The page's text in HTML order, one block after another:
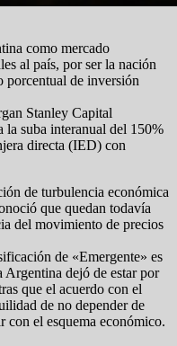
como mercado
al país, por ser la nación
porcentual de inversión
Stanley Capital
la suba interanual del 150%
directa (IED) con
de turbulencia económica
que quedan todavía
del movimiento de precios
de «Emergente» es
Argentina dejó de estar por
que el acuerdo con el
de no depender de
con el esquema económico.